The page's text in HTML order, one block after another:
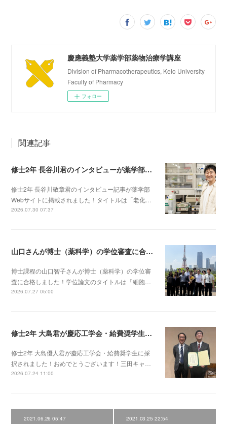
慶應義塾大学薬学部薬物治療学講座
Division of Pharmacotherapeutics, Keio University
Faculty of Pharmacy
フォロー
関連記事
修士2年 長谷川君のインタビューが薬学部Webサイトに掲載されました！
修士2年 長谷川敬章君のインタビュー記事が薬学部
Webサイトに掲載されました！タイトルは「老化…
2026.07.30 07:37
山口さんが博士（薬科学）の学位審査に合格しました！
博士課程の山口智子さんが博士（薬科学）の学位審
査に合格しました！学位論文のタイトルは「細胞…
2026.07.27 05:00
修士2年 大島君が慶応工学会・給費奨学生に採択されました！
修士2年 大島優人君が慶応工学会・給費奨学生に採
択されました！おめでとうございます！三田キャ…
2026.07.24 11:00
2021.06.26 05:47 2021.03.25 22:54